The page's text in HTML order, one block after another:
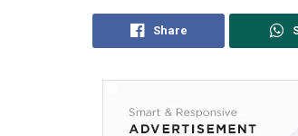
Share